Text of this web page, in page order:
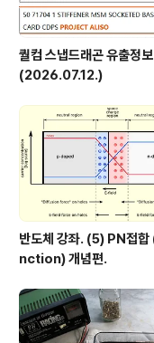
퀄컴 스냅드래곤 유출정
(2026.07.12.)
반도체 강좌. (5) PN접
nction) 개념편.